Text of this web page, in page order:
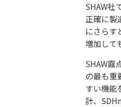
SHAW社
正確に製
にさらす
増加して
SHAW露
の最も重
すい機能
計、